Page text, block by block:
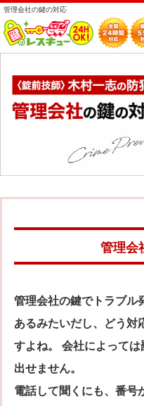
管理会社の鍵の対応
ホーム
鍵のトラブルから選ぶ
鍵の設置場所から選ぶ
バイク
鍵のメーカー・製品から選ぶ
シリンダー錠
補助錠（ワンドアツーロック）
電気錠
お車、バイクのメーカー・車種
管理会
管理会社の鍵でトラブル
あるみたいだし、どう対
すよね。 会社によって
出せません。
電話して聞くにも、番号